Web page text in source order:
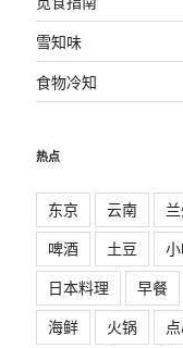
雪知味
食物冷知
热点
东京 云南
啤酒
土豆
日本料理
早餐
海鲜
火锅